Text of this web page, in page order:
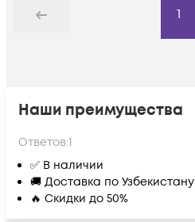
Назад
1
Наши преимущества
Ответов:1
✅ В наличии
🚚 Доставка по Узбекистану
🔥 Скидки до 50%